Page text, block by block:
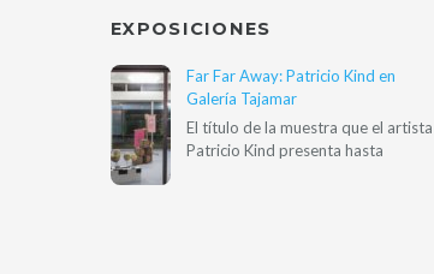
EXPOSICIONES
Far Far Away: Patricio Kind en
Galería Tajamar
El título de la muestra que el artista
Patricio Kind presenta hasta